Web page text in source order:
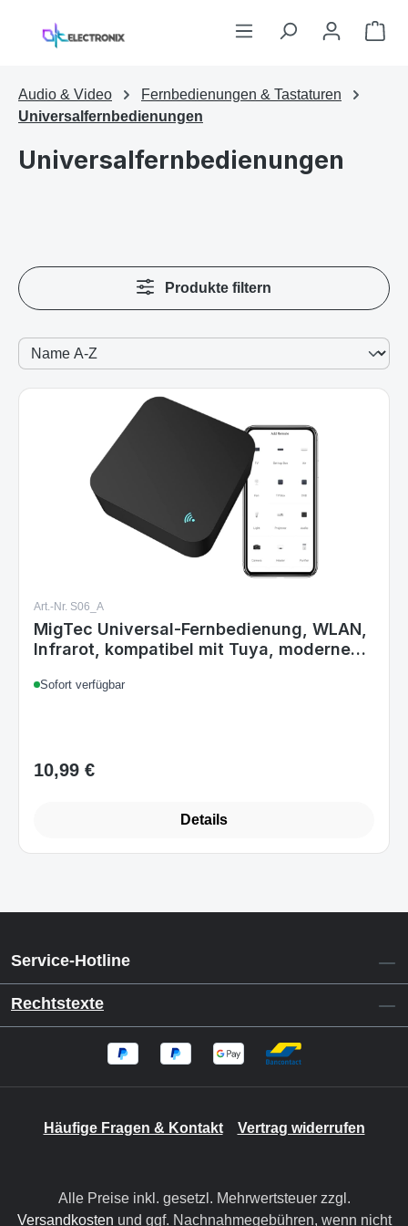
Zum Hauptinhalt springen
Audio & Video
Fernbedienungen & Tastaturen
Universalfernbedienungen
Universalfernbedienungen
Produkte filtern
Art.-Nr. S06_A
MigTec Universal-Fernbedienung, WLAN,
Infrarot, kompatibel mit Tuya, modernes
Alexa, Google Home, Smart Life, TV,
Sofort verfügbar
Regulärer Preis:
10,99 €
Details
Service-Hotline
Rechtstexte
Häufige Fragen & Kontakt Vertrag widerrufen
Alle Preise inkl. gesetzl. Mehrwertsteuer zzgl.
Versandkosten und ggf. Nachnahmegebühren, wenn nicht